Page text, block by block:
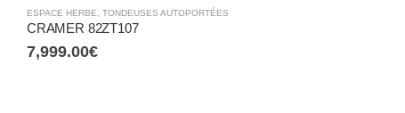
ESPACE HERBE TONDEUSES AUTOPORTÉES
CRAMER 82ZT107
7,999.00€